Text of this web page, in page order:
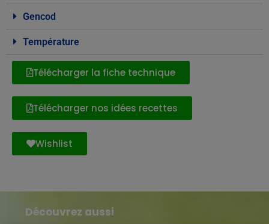
Gencod
Température
Télécharger la fiche technique
Télécharger nos idées recettes
Wishlist
Découvrez aussi